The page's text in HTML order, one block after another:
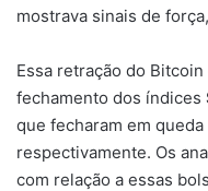
mostrava sinais de
Essa retração do
fechamento dos índices
que fecharam em queda
respectivamente. Os
com relação a essas